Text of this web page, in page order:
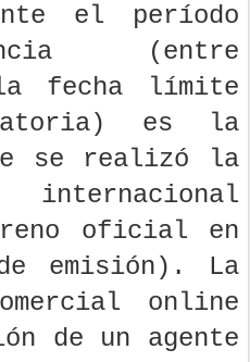
el período
(entre
fecha límite
es la
se realizó la
oficial en
emisión). La
online
de un agente